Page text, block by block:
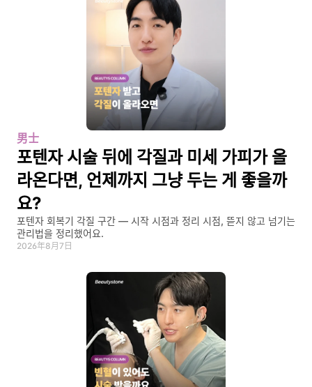
男士
포텐자 시술 뒤에 각질과 미세 가피가 올
라온다면, 언제까지 그냥 두는 게 좋을까
요?
포텐자 회복기 각질 구간 — 시작 시점과 정리 시점, 뜯지 않고 넘기는
관리법을 정리했어요.
2026年8月7日